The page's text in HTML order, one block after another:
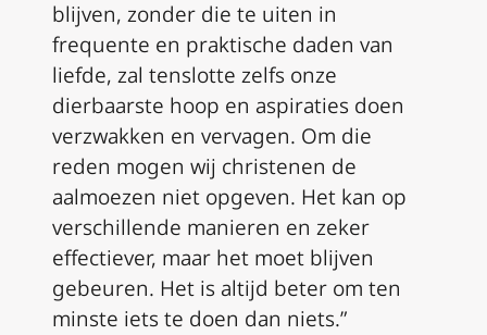
blijven, zonder die te uiten in
frequente en praktische daden van
liefde, zal tenslotte zelfs onze
dierbaarste hoop en aspiraties doen
verzwakken en vervagen. Om die
reden mogen wij christenen de
aalmoezen niet opgeven. Het kan op
verschillende manieren en zeker
effectiever, maar het moet blijven
gebeuren. Het is altijd beter om ten
minste iets te doen dan niets.”